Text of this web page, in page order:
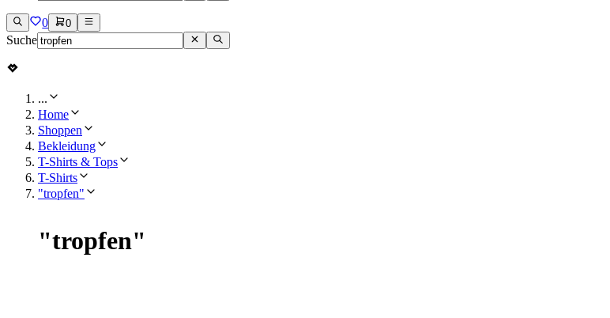
0 0
Suche
...
Home
Shoppen
Bekleidung
T-Shirts & Tops
T-Shirts
"tropfen"
"tropfen"